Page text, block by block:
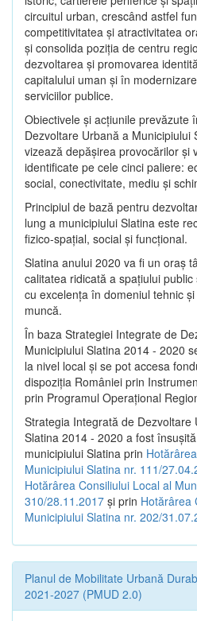
circuitul urban, crescând astfel
competitivitatea şi atractivitatea
şi consolida poziţia de centru
dezvoltarea şi promovarea
capitalului uman şi în
serviciilor publice.
Obiectivele şi acţiunile prevăzute
Dezvoltare Urbană a Municipiului
vizează depășirea provocărilor şi
identificate pe cele cinci paliere:
social, conectivitate, mediu şi
Principiul de bază pentru
lung a municipiului Slatina este
fizico-spaţial, social şi funcţional.
Slatina anului 2020 va fi un oraş
calitatea ridicată a spaţiului
cu excelenţa în domeniul tehnic
muncă.
În baza Strategiei Integrate de
Municipiului Slatina 2014 - 2020
la nivel local şi se pot accesa
dispoziţia României prin
prin Programul Operațional
Strategia Integrată de Dezvoltare
Slatina 2014 - 2020 a fost
municipiului Slatina prin
Municipiului Slatina nr. 111/
Hotărârea Consiliului Local al
310/28.11.2017 și prin Hotărârea
Municipiului Slatina nr. 202/
Planul de Mobilitate Urbană
2021-2027 (PMUD 2.0)